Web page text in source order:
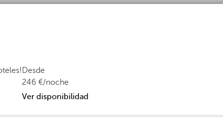
Desde
246
/noche
Ver disponibilidad